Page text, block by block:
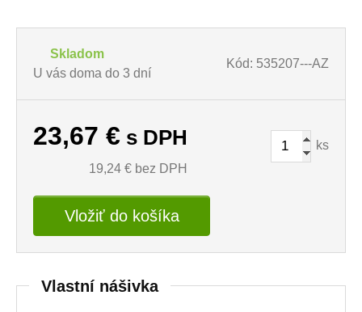
Skladom
U vás doma do 3 dní
Kód: 535207---AZ
23,67 € s DPH
19,24 € bez DPH
ks
Vložiť do košíka
Vlastní nášivka